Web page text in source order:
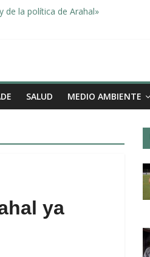
de la política de Arahal»
SALUD MEDIO AMBIENTE
ya